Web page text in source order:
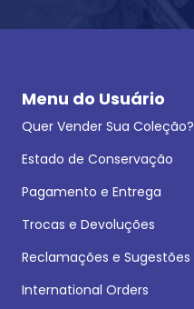
Menu do Usuário
Quer Vender Sua Coleção?
Estado de Conservação
Pagamento e Entrega
Trocas e Devoluções
Reclamações e Sugestões
International Orders